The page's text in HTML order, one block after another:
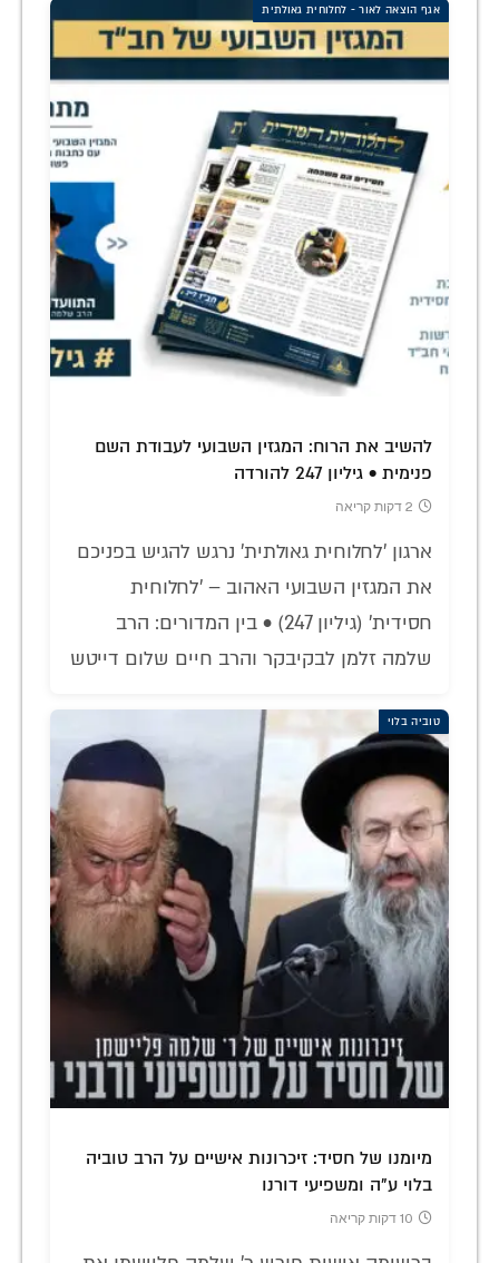
אגף הוצאה לאור - לחלוחית גאולתית
להשיב את הרוח: המגזין השבועי לעבודת השם
פנימית • גיליון 247 להורדה
2 דקות קריאה
ארגון 'לחלוחית גאולתית' נרגש להגיש בפניכם
את המגזין השבועי האהוב – 'לחלוחית
חסידית' (גיליון 247) • בין המדורים: הרב
שלמה זלמן לבקיבקר והרב חיים שלום דייטש
טוביה בלוי
מיומנו של חסיד: זיכרונות אישיים על הרב טוביה
בלוי ע"ה ומשפיעי דורנו
10 דקות קריאה